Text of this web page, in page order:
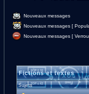
Nouveaux messages
Nouveaux messages [
Nouveaux messages [
Fictions et textes
Sujets